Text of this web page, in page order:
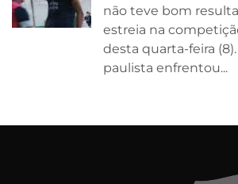
não teve bom
estreia na
desta quarta-feira
paulista enfrentou...